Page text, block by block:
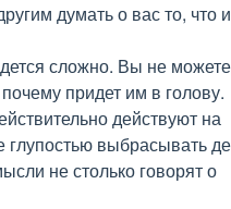
думать о вас то, что
сложно. Вы не можете
придет им в голову.
действуют на
выбрасывать
не столько говорят о